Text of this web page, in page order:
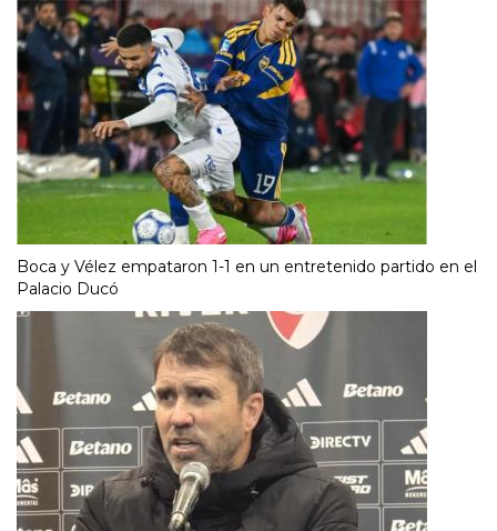
Boca y Vélez empataron 1-1 en un entretenido partido en el
Palacio Ducó